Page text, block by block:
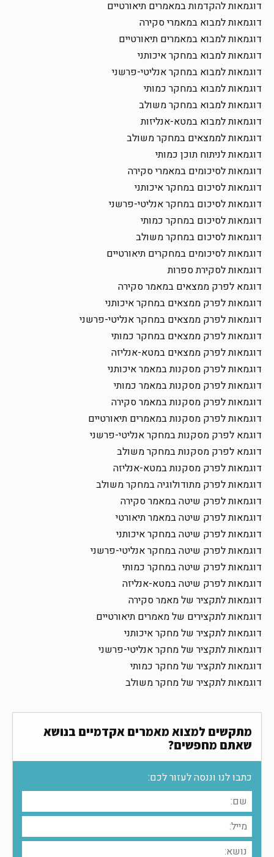
דוגמאות להקדמות במאמרים תיאורטיים
דוגמאות למבוא במאמרי סקירה
דוגמאות למבוא במאמרים תיאורטיים
דוגמאות למבוא במחקר איכותני
דוגמאות למבוא במחקר אנליטי-פרשני
דוגמאות למבוא במחקר כמותי
דוגמאות למבוא במחקר משולב
דוגמאות למבוא במטא-אנליזות
דוגמאות לממצאים במחקר משולב
דוגמאות לניתוח תוכן כמותי
דוגמאות לסיכומים במאמרי סקירה
דוגמאות לסיכום במחקר איכותני
דוגמאות לסיכום במחקר אנליטי-פרשני
דוגמאות לסיכום במחקר כמותי
דוגמאות לסיכום במחקר משולב
דוגמאות לסיכומים במחקרים תיאורטיים
דוגמאות לסקירת ספרות
דוגמא לפרק ממצאים במאמר סקירה
דוגמאות לפרק ממצאים במחקר איכותני
דוגמאות לפרק ממצאים במחקר אנליטי-פרשני
דוגמאות לפרק ממצאים במחקר כמותי
דוגמאות לפרק ממצאים במטא-אנליזה
דוגמאות לפרק מסקנות במאמר איכותני
דוגמאות לפרק מסקנות במאמר כמותי
דוגמאות לפרק מסקנות במאמר סקירה
דוגמאות לפרק מסקנות במאמרים תיאורטיים
דוגמא לפרק מסקנות במחקר אנליטי-פרשני
דוגמא לפרק מסקנות במחקר משולב
דוגמאות לפרק מסקנות במטא-אנליזה
דוגמאות לפרק מתודולוגיה במחקר משולב
דוגמאות לפרק שיטה במאמר סקירה
דוגמאות לפרק שיטה במאמר תיאורטי
דוגמאות לפרק שיטה במחקר איכותני
דוגמאות לפרק שיטה במחקר אנליטי-פרשני
דוגמאות לפרק שיטה במחקר כמותי
דוגמאות לפרק שיטה במטא-אנליזה
דוגמאות לתקציר של מאמר סקירה
דוגמאות לתקצירים של מאמרים תיאורטיים
דוגמאות לתקציר של מחקר איכותני
דוגמאות לתקציר של מחקר אנליטי-פרשני
דוגמאות לתקציר של מחקר כמותי
דוגמאות לתקציר של מחקר משולב
מתקשים למצוא מאמרים אקדמיים בנושא
שאתם מחפשים?
כתבו לנו וננסה לעזור לכם: